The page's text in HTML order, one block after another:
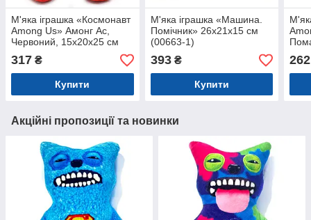
М'яка іграшка «Космонавт
Among Us» Амонг Ас,
Червоний, 15х20х25 см
(00006-04)
317 ₴
Купити
М'яка іграшка «Машина.
Помічник» 26х21х15 см
(00663-1)
393₴
Купити
см
262
Акційні пропозиції та новинки